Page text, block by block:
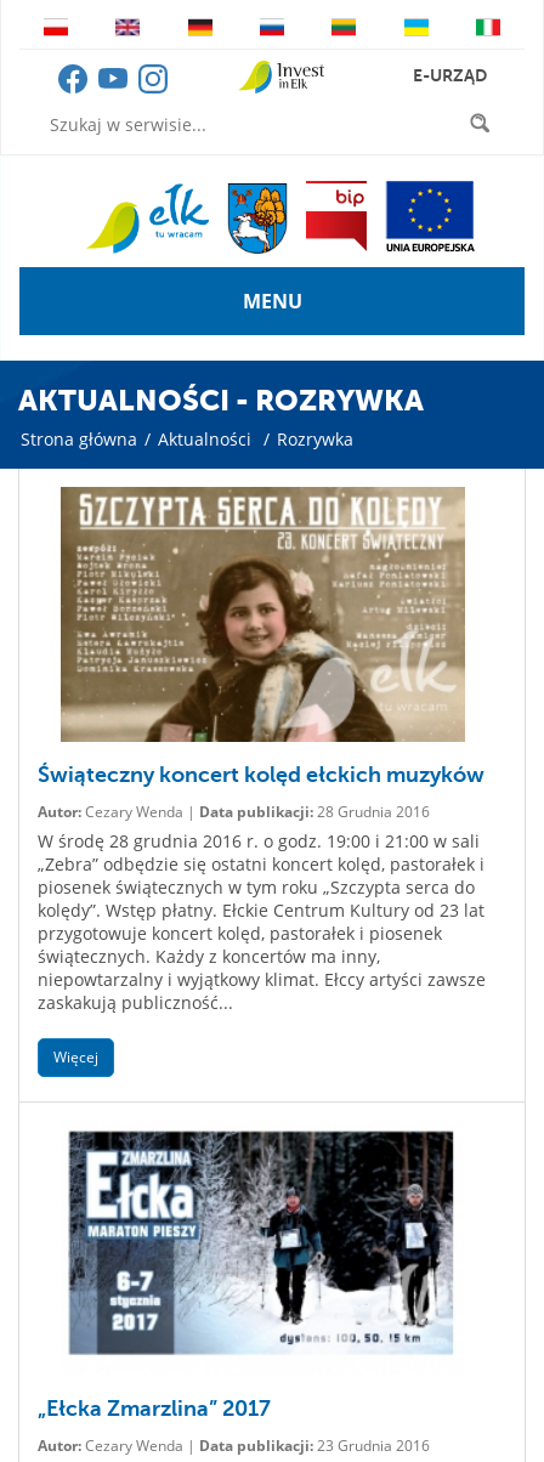
E-URZĄD
MENU
AKTUALNOŚCI - ROZRYWKA
Strona główna / Aktualności / Rozrywka
Świąteczny koncert kolęd ełckich muzyków
Autor:Cezary Wenda | Data publikacji:28 Grudnia 2016
W środę 28 grudnia 2016 r. o godz. 19:00 i 21:00 w sali
„Zebra” odbędzie się ostatni koncert kolęd, pastorałek i
piosenek świątecznych w tym roku „Szczypta serca do
kolędy”. Wstęp płatny. Ełckie Centrum Kultury od 23 lat
przygotowuje koncert kolęd, pastorałek i piosenek
świątecznych. Każdy z koncertów ma inny,
niepowtarzalny i wyjątkowy klimat. Ełccy artyści zawsze
zaskakują publiczność...
Więcej
„Ełcka Zmarzlina” 2017
Autor:Cezary Wenda | Data publikacji:23 Grudnia 2016